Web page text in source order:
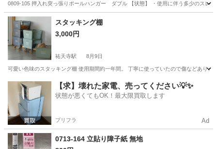
0809-105 押入れ突っ張りポールハンガー ダブル 【状態】 ・使用に伴う多少のスレ
東京 八王子市 収納家具 ポール
スタッキング棚
3,000円
祐天寺駅 8月9日
可愛い色味のスタッキング棚 使用期間約一年間。 丁寧に使っていたので傷などあり
東京 世田谷区 祐天寺駅 収納家具
【求】壊れた家電、売ってください💡✨
状態が悪くてもOK！最大限買取します
プリフラ Ad
0713-164 立貼り障子紙 無地